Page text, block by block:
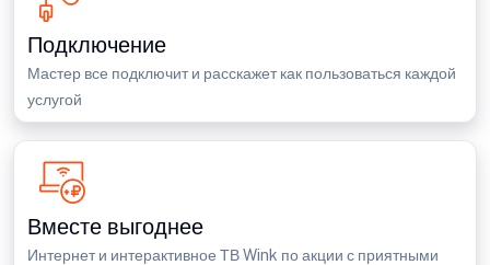
Подключение
Мастер все подключит и расскажет как пользоваться каждой
услугой
Вместе выгоднее
Интернет и интерактивное ТВ Wink по акции с приятными